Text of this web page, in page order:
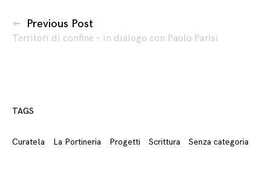
Previous Post
Territori di confine – in dialogo con Paolo Parisi
TAGS
Curatela La Portineria Progetti Scrittura Senza categoria